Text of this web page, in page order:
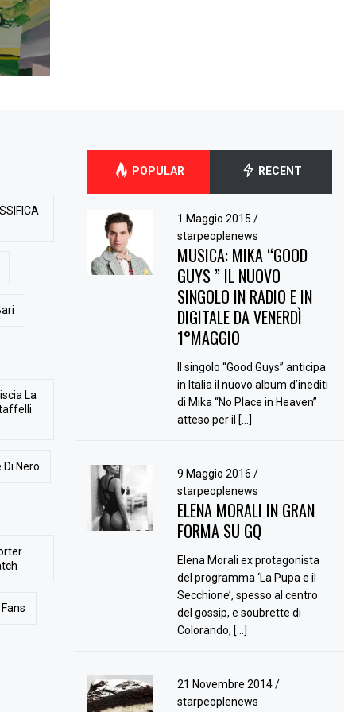
La
Nero
Fans
POPULAR RECENT
1 Maggio 2015 /
starpeoplenews
MUSICA: MIKA “GOOD
GUYS ” IL NUOVO
SINGOLO IN RADIO E IN
DIGITALE DA VENERDÌ
1°MAGGIO
Il singolo “Good Guys” anticipa
in Italia il nuovo album d’inediti
di Mika “No Place in Heaven”
atteso per il […]
9 Maggio 2016 /
starpeoplenews
ELENA MORALI IN GRAN
FORMA SU GQ
Elena Morali ex protagonista
del programma ‘La Pupa e il
Secchione’, spesso al centro
del gossip, e soubrette di
Colorando, […]
21 Novembre 2014/
starpeoplenews